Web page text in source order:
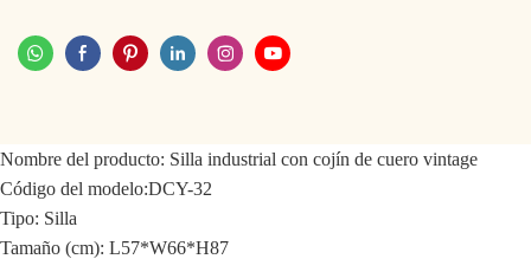
Nombre del producto: Silla industrial con cojín de cuero vintage
Código del modelo:DCY-32
Tipo: Silla
Tamaño (cm): L57*W66*H87